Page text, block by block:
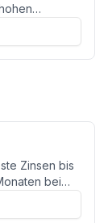
deutscher
Zinsen bis
bei